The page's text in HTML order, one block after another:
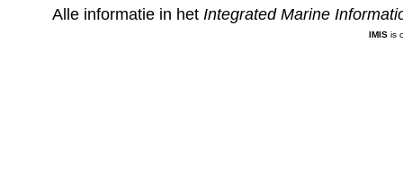
Alle informatie in het Integrated Marine
IMIS is